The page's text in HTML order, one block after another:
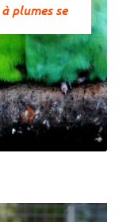
plumes se